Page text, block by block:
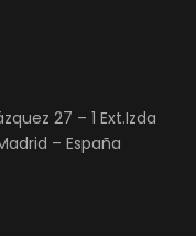
27 – 1 Ext.Izda
– España